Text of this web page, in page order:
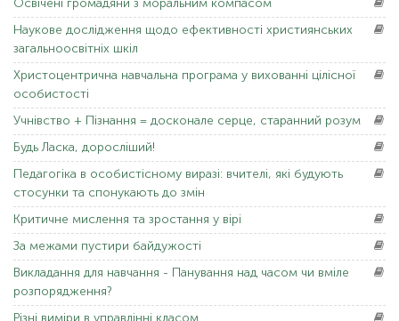
Освічені громадяни з моральним компасом
Наукове дослідження щодо ефективності християнських
загальноосвітніх шкіл
Христоцентрична навчальна програма у вихованні цілісної
особистості
Учнівство + Пізнання = досконале серце, старанний розум
Будь Ласка, доросліший!
Педагогіка в особистісному виразі: вчителі, які будують
стосунки та спонукають до змін
Критичне мислення та зростання у вірі
За межами пустири байдужості
Викладання для навчання - Панування над часом чи вміле
розпорядження?